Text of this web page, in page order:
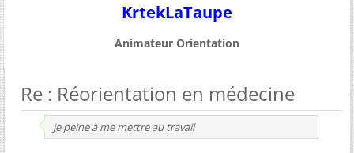
KrtekLaTaupe
Animateur Orientation
Re : Réorientation en médecine
je peine à me mettre au travail